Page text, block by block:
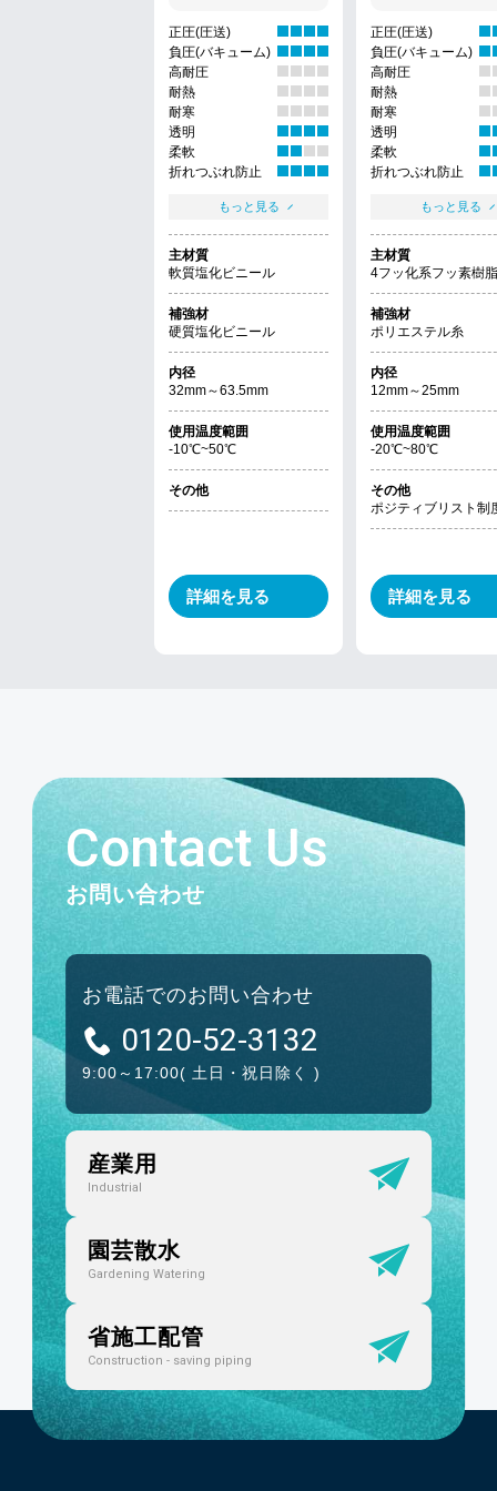
Contact Us
お問い合わせ
お電話でのお問い合わせ
0120-52-3132
9:00～17:00( 土日・祝日除く )
産業用
Industrial
園芸散水
Gardening Watering
省施工配管
Construction - saving piping